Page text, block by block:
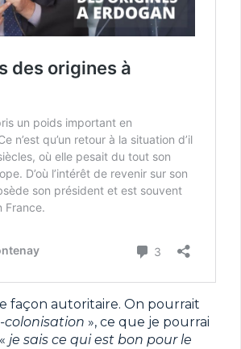
façon autoritaire. On pourrait
colonisation », ce que je pourrai
je sais ce qui est bon pour le